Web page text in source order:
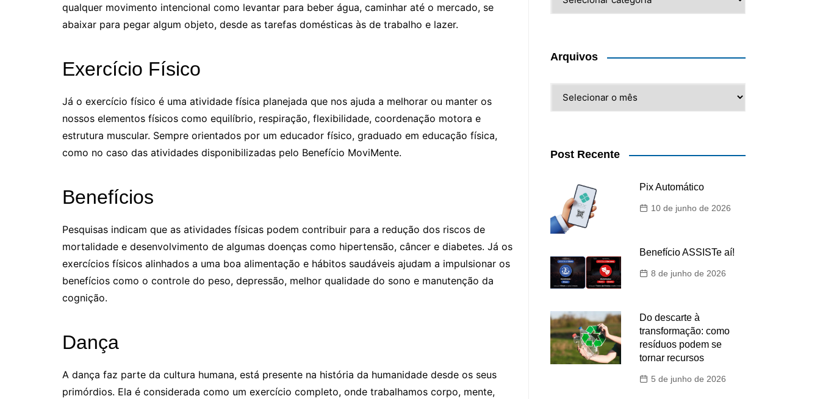
qualquer movimento intencional como levantar para beber água, caminhar até o mercado, se
abaixar para pegar algum objeto, desde as tarefas domésticas às de trabalho e lazer.
Exercício Físico
Já o exercício físico é uma atividade física planejada que nos ajuda a melhorar ou manter os
nossos elementos físicos como equilíbrio, respiração, flexibilidade, coordenação motora e
estrutura muscular. Sempre orientados por um educador físico, graduado em educação física,
como no caso das atividades disponibilizadas pelo Benefício MoviMente.
Benefícios
Pesquisas indicam que as atividades físicas podem contribuir para a redução dos riscos de
mortalidade e desenvolvimento de algumas doenças como hipertensão, câncer e diabetes. Já os
exercícios físicos alinhados a uma boa alimentação e hábitos saudáveis ajudam a impulsionar os
benefícios como o controle do peso, depressão, melhor qualidade do sono e manutenção da
cognição.
Dança
A dança faz parte da cultura humana, está presente na história da humanidade desde os seus
primórdios. Ela é considerada como um exercício completo, onde trabalhamos corpo, mente,
Arquivos
Post Recente
Pix Automático
10 de junho de 2026
Benefício ASSISTe aí!
8 de junho de 2026
Do descarte à
transformação: como
resíduos podem se
tornar recursos
5 de junho de 2026